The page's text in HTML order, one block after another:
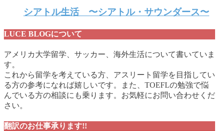
シアトル生活 〜シアトル・サウンダース〜
LUCE BLOGについて
アメリカ大学留学、サッカー、海外生活について書いていま
す。
これから留学を考えている方、アスリート留学を目指してい
る方の参考になれば嬉しいです。また、TOEFLの勉強で悩
んでいる方の相談にも乗ります。お気軽にお問い合わせくだ
さい。
翻訳のお仕事承ります!!